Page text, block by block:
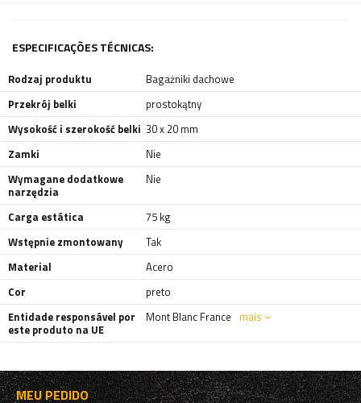
ESPECIFICAÇÕES TÉCNICAS:
Rodzaj produktu
Bagażniki dachowe
Przekrój belki
prostokątny
Wysokość i szerokość belki 30 x 20 mm
Zamki
Nie
Wymagane dodatkowe
narzędzia
Nie
Carga estática
75 kg
Wstępnie zmontowany
Tak
Material
Acero
Cor
preto
Entidade responsável por
este produto na UE
Mont Blanc France mais
MEU PEDIDO